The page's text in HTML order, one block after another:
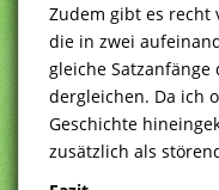
Zudem gibt es recht
die in zwei
gleiche
dergleichen. Da ich
Geschichte
zusätzlich als